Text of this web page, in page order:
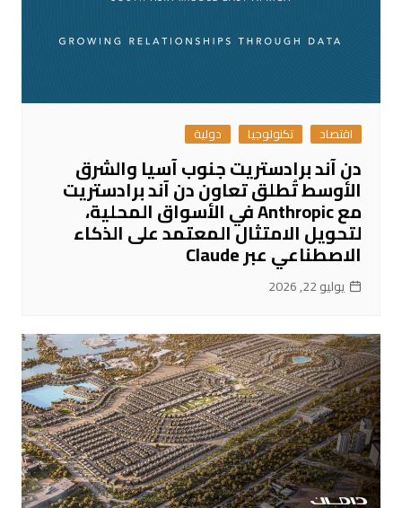
اقتصاد تكنولوجيا دولية
دن آند برادستريت جنوب آسيا والشرق
الأوسط تُطلق تعاون دن آند برادستريت
مع Anthropic في الأسواق المحلية،
لتحويل الامتثال المعتمد على الذكاء
الاصطناعي عبر Claude
يوليو 22, 2026